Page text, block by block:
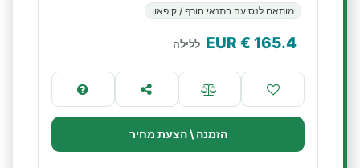
מותאם לנסיעה בתנאי חורף / קיפאון
165.4
€ EUR ללילה
הזמנה \ הצעת מחיר